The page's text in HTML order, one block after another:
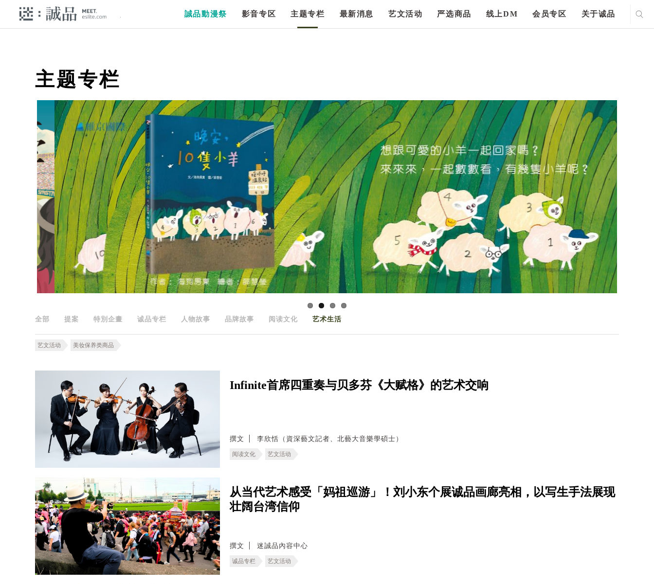
誠品動漫祭 影音专区 主题专栏 最新消息 艺文活动 严选商品 线上DM 会员专区 关于诚品
主题专栏
全部 提案 特別企畫 诚品专栏 人物故事 品牌故事 阅读文化 艺术生活
艺文活动 美妆保养类商品
Infinite首席四重奏与贝多芬《大赋格》的艺术交响
撰文 李欣恬（資深藝文記者、北藝大音樂學碩士）
阅读文化 艺文活动
从当代艺术感受「妈祖巡游」！刘小东个展诚品画廊亮相，以写生手法展现
壮阔台湾信仰
撰文 迷誠品內容中心
诚品专栏 艺文活动